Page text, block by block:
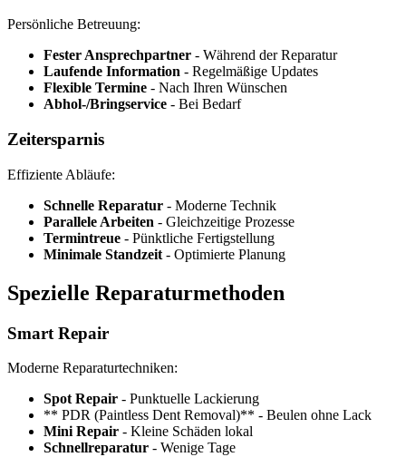
Persönliche Betreuung:
Fester Ansprechpartner - Während der Reparatur
Laufende Information - Regelmäßige Updates
Flexible Termine - Nach Ihren Wünschen
Abhol-/Bringservice - Bei Bedarf
Zeitersparnis
Effiziente Abläufe:
Schnelle Reparatur - Moderne Technik
Parallele Arbeiten - Gleichzeitige Prozesse
Termintreue - Pünktliche Fertigstellung
Minimale Standzeit - Optimierte Planung
Spezielle Reparaturmethoden
Smart Repair
Moderne Reparaturtechniken:
Spot Repair - Punktuelle Lackierung
** PDR (Paintless Dent Removal)** - Beulen ohne Lack
Mini Repair - Kleine Schäden lokal
Schnellreparatur - Wenige Tage